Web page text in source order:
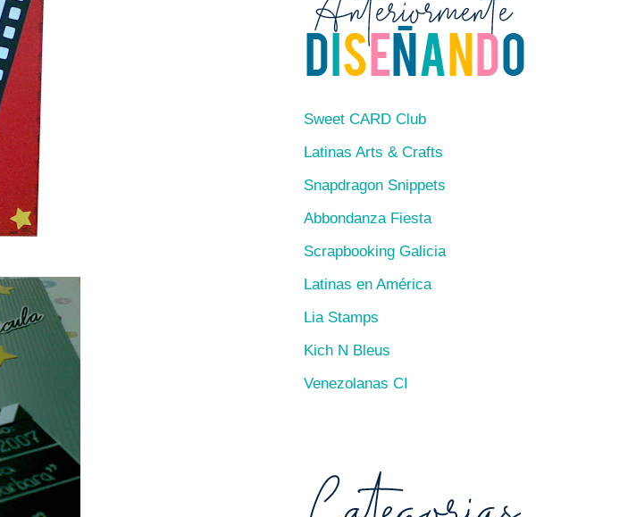
Sweet CARD Club
Latinas Arts & Crafts
Snapdragon Snippets
Abbondanza Fiesta
Scrapbooking Galicia
Latinas en América
Lia Stamps
Kich N Bleus
Venezolanas CI